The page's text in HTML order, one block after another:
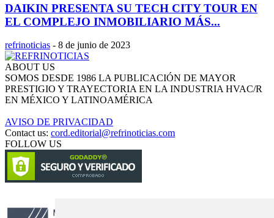
DAIKIN PRESENTA SU TECH CITY TOUR EN
EL COMPLEJO INMOBILIARIO MÁS...
refrinoticias - 8 de junio de 2023
ABOUT US
SOMOS DESDE 1986 LA PUBLICACIÓN DE MAYOR
PRESTIGIO Y TRAYECTORIA EN LA INDUSTRIA HVAC/R
EN MÉXICO Y LATINOAMÉRICA
AVISO DE PRIVACIDAD
Contact us: cord.editorial@refrinoticias.com
FOLLOW US